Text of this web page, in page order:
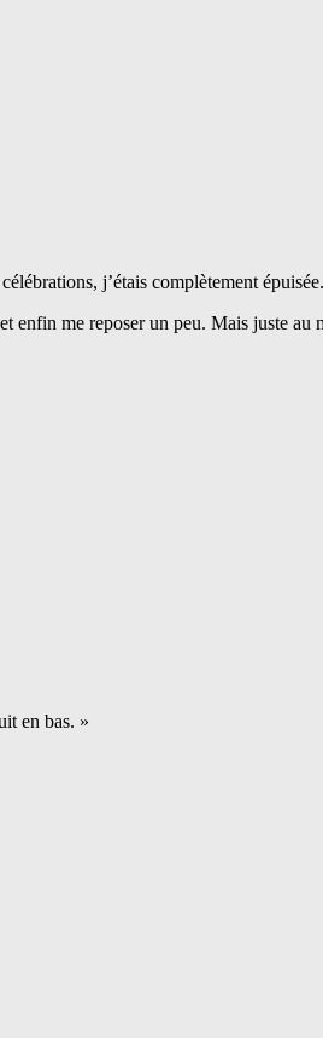
j’étais complètement épuisée.
enfin me reposer un peu. Mais juste
en bas. »